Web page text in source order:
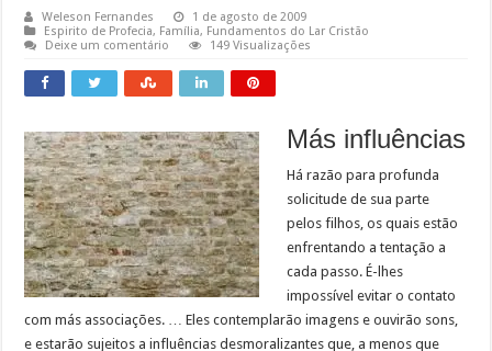
Weleson Fernandes
1 de agosto de 2009
Espirito de Profecia, Família, Fundamentos do Lar Cristão
Deixe um comentário
149 Visualizações
Más influências
Há razão para profunda
solicitude de sua parte
pelos filhos, os quais estão
enfrentando a tentação a
cada passo. É-lhes
impossível evitar o contato
com más associações. … Eles contemplarão imagens e ouvirão sons,
e estarão sujeitos a influências desmoralizantes que, a menos que